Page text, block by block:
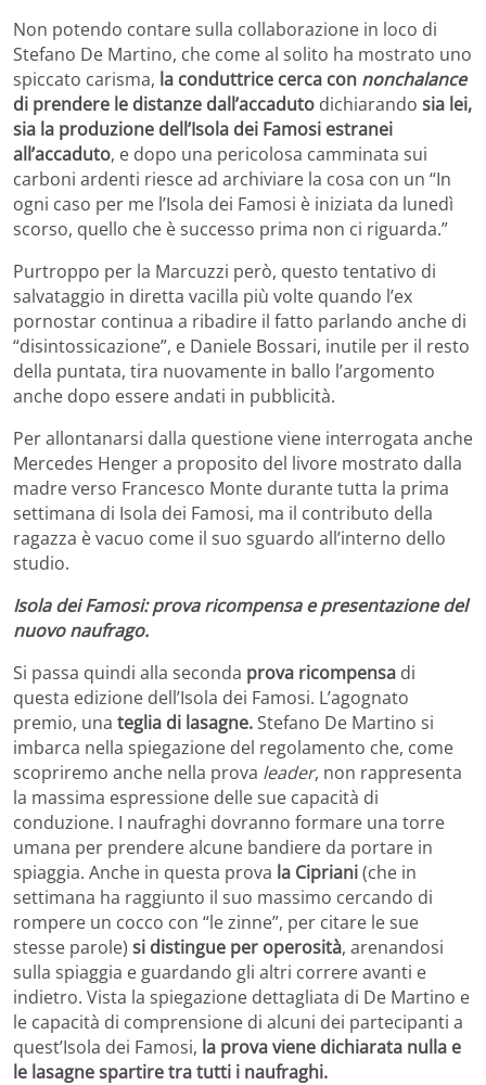
Non potendo contare sulla collaborazione in loco di
Stefano De Martino, che come al solito ha mostrato uno
spiccato carisma, la conduttrice cerca con nonchalance
di prendere le distanze dall’accaduto dichiarando sia lei,
sia la produzione dell’Isola dei Famosi estranei
all’accaduto, e dopo una pericolosa camminata sui
carboni ardenti riesce ad archiviare la cosa con un “In
ogni caso per me l’Isola dei Famosi è iniziata da lunedì
scorso, quello che è successo prima non ci riguarda.”
Purtroppo per la Marcuzzi però, questo tentativo di
salvataggio in diretta vacilla più volte quando l’ex
pornostar continua a ribadire il fatto parlando anche di
“disintossicazione”, e Daniele Bossari, inutile per il resto
della puntata, tira nuovamente in ballo l’argomento
anche dopo essere andati in pubblicità.
Per allontanarsi dalla questione viene interrogata anche
Mercedes Henger a proposito del livore mostrato dalla
madre verso Francesco Monte durante tutta la prima
settimana di Isola dei Famosi, ma il contributo della
ragazza è vacuo come il suo sguardo all’interno dello
studio.
Isola dei Famosi: prova ricompensa e presentazione del
nuovo naufrago.
Si passa quindi alla seconda prova ricompensa di
questa edizione dell’Isola dei Famosi. L’agognato
premio, una teglia di lasagne.Stefano De Martino si
imbarca nella spiegazione del regolamento che, come
scopriremo anche nella prova leader, non rappresenta
la massima espressione delle sue capacità di
conduzione. I naufraghi dovranno formare una torre
umana per prendere alcune bandiere da portare in
spiaggia. Anche in questa prova la Cipriani(che in
settimana ha raggiunto il suo massimo cercando di
rompere un cocco con “le zinne”, per citare le sue
stesse parole) si distingue per operosità, arenandosi
sulla spiaggia e guardando gli altri correre avanti e
indietro. Vista la spiegazione dettagliata di De Martino e
le capacità di comprensione di alcuni dei partecipanti a
quest’Isola dei Famosi, la prova viene dichiarata nulla e
le lasagne spartire tra tutti i naufraghi.